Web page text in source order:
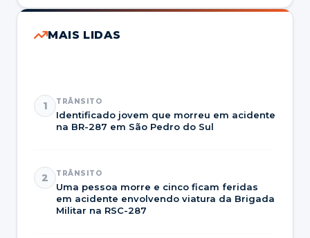
MAIS LIDAS
1 TRÂNSITO
Identificado jovem que morreu em acidente
na BR-287 em São Pedro do Sul
2 TRÂNSITO
Uma pessoa morre e cinco ficam feridas
em acidente envolvendo viatura da Brigada
Militar na RSC-287